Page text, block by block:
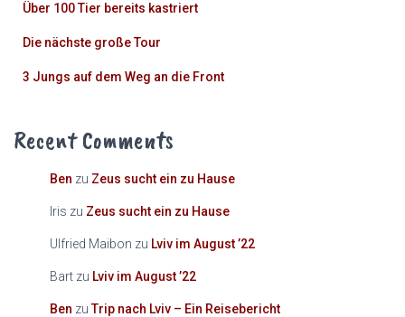
Über 100 Tier bereits kastriert
Die nächste große Tour
3 Jungs auf dem Weg an die Front
Recent Comments
Ben zu Zeus sucht ein zu Hause
Iris zu Zeus sucht ein zu Hause
Ulfried Maibon zu Lviv im August ’22
Bart zu Lviv im August ’22
Ben zuTrip nach Lviv – Ein Reisebericht